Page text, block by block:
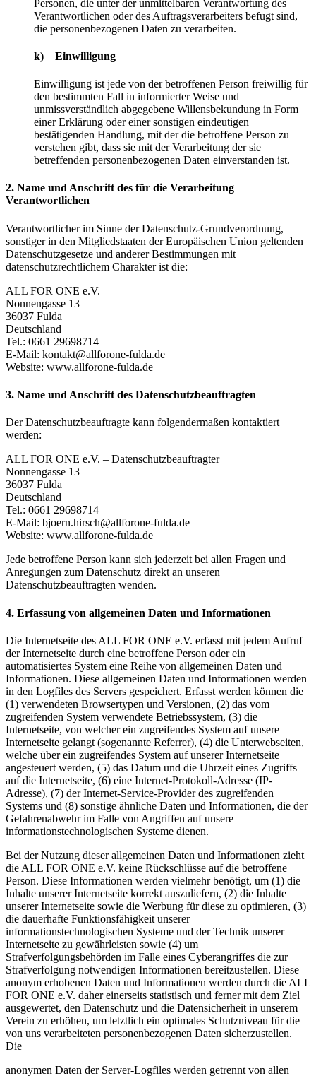
Personen, die unter der unmittelbaren Verantwortung des
Verantwortlichen oder des Auftragsverarbeiters befugt sind,
die personenbezogenen Daten zu verarbeiten.
k) Einwilligung
Einwilligung ist jede von der betroffenen Person freiwillig für
den bestimmten Fall in informierter Weise und
unmissverständlich abgegebene Willensbekundung in Form
einer Erklärung oder einer sonstigen eindeutigen
bestätigenden Handlung, mit der die betroffene Person zu
verstehen gibt, dass sie mit der Verarbeitung der sie
betreffenden personenbezogenen Daten einverstanden ist.
2. Name und Anschrift des für die Verarbeitung
Verantwortlichen
Verantwortlicher im Sinne der Datenschutz-Grundverordnung,
sonstiger in den Mitgliedstaaten der Europäischen Union geltenden
Datenschutzgesetze und anderer Bestimmungen mit
datenschutzrechtlichem Charakter ist die:
ALL FOR ONE e.V.
Nonnengasse 13
36037 Fulda
Deutschland
Tel.: 0661 29698714
E-Mail: kontakt@allforone-fulda.de
Website: www.allforone-fulda.de
3. Name und Anschrift des Datenschutzbeauftragten
Der Datenschutzbeauftragte kann folgendermaßen kontaktiert
werden:
ALL FOR ONE e.V. – Datenschutzbeauftragter
Nonnengasse 13
36037 Fulda
Deutschland
Tel.: 0661 29698714
E-Mail: bjoern.hirsch@allforone-fulda.de
Website: www.allforone-fulda.de
Jede betroffene Person kann sich jederzeit bei allen Fragen und
Anregungen zum Datenschutz direkt an unseren
Datenschutzbeauftragten wenden.
4. Erfassung von allgemeinen Daten und Informationen
Die Internetseite des ALL FOR ONE e.V. erfasst mit jedem Aufruf
der Internetseite durch eine betroffene Person oder ein
automatisiertes System eine Reihe von allgemeinen Daten und
Informationen. Diese allgemeinen Daten und Informationen werden
in den Logfiles des Servers gespeichert. Erfasst werden können die
(1) verwendeten Browsertypen und Versionen, (2) das vom
zugreifenden System verwendete Betriebssystem, (3) die
Internetseite, von welcher ein zugreifendes System auf unsere
Internetseite gelangt (sogenannte Referrer), (4) die Unterwebseiten,
welche über ein zugreifendes System auf unserer Internetseite
angesteuert werden, (5) das Datum und die Uhrzeit eines Zugriffs
auf die Internetseite, (6) eine Internet-Protokoll-Adresse (IP-
Adresse), (7) der Internet-Service-Provider des zugreifenden
Systems und (8) sonstige ähnliche Daten und Informationen, die der
Gefahrenabwehr im Falle von Angriffen auf unsere
informationstechnologischen Systeme dienen.
Bei der Nutzung dieser allgemeinen Daten und Informationen zieht
die ALL FOR ONE e.V. keine Rückschlüsse auf die betroffene
Person. Diese Informationen werden vielmehr benötigt, um (1) die
Inhalte unserer Internetseite korrekt auszuliefern, (2) die Inhalte
unserer Internetseite sowie die Werbung für diese zu optimieren, (3)
die dauerhafte Funktionsfähigkeit unserer
informationstechnologischen Systeme und der Technik unserer
Internetseite zu gewährleisten sowie (4) um
Strafverfolgungsbehörden im Falle eines Cyberangriffes die zur
Strafverfolgung notwendigen Informationen bereitzustellen. Diese
anonym erhobenen Daten und Informationen werden durch die ALL
FOR ONE e.V. daher einerseits statistisch und ferner mit dem Ziel
ausgewertet, den Datenschutz und die Datensicherheit in unserem
Verein zu erhöhen, um letztlich ein optimales Schutzniveau für die
von uns verarbeiteten personenbezogenen Daten sicherzustellen.
Die
anonymen Daten der Server-Logfiles werden getrennt von allen